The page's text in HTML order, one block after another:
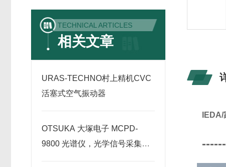
TECHNICAL ARTICLES
相关文章
URAS-TECHNO村上精机CVC
活塞式空气振动器
OTSUKA 大塚电子 MCPD-
9800 光谱仪，光学信号采集原